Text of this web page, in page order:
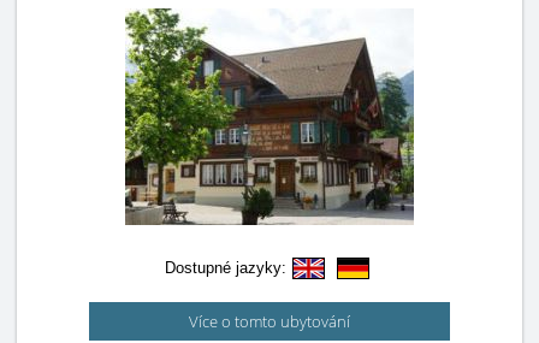
Dostupné jazyky:
Více o tomto ubytování